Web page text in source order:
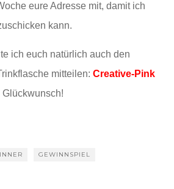
eure Adresse mit, damit ich
kann.
ich euch natürlich auch den
mitteilen: Creative-Pink
GEWINNSPIEL